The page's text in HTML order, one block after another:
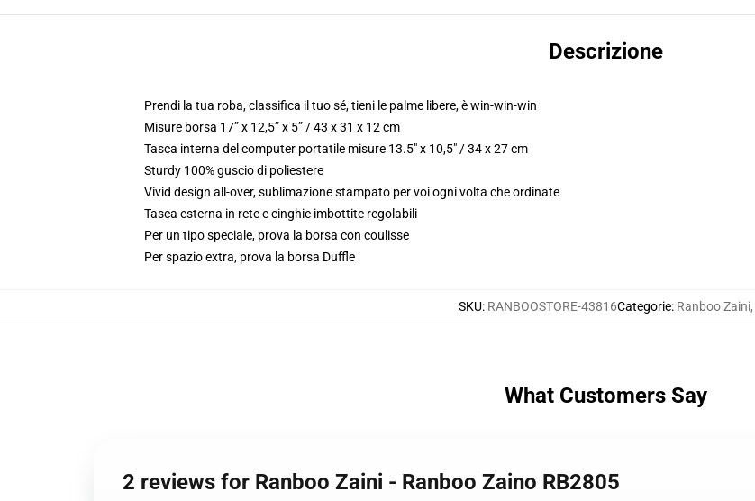
Descrizione
Prendi la tua roba, classifica il tuo sé, tieni le palme libere, è win-win-win
Misure borsa 17” x 12,5” x 5” / 43 x 31 x 12 cm
Tasca interna del computer portatile misure 13.5" x 10,5" / 34 x 27 cm
Sturdy 100% guscio di poliestere
Vivid design all-over, sublimazione stampato per voi ogni volta che ordinate
Tasca esterna in rete e cinghie imbottite regolabili
Per un tipo speciale, prova la borsa con coulisse
Per spazio extra, prova la borsa Duffle
SKU: RANBOOSTORE-43816Categorie: Ranboo Zaini,
What Customers Say
2 reviews for Ranboo Zaini - Ranboo Zaino RB2805